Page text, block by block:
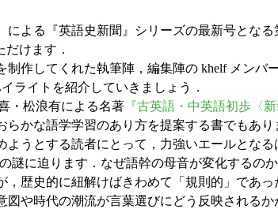
による『英語史新聞』シリーズの最新号とな
けます．
作してくれた執筆陣，編集陣の khelf メンバ
ライトを紹介していきましょう．
・松浪有による名著 『古英語・中英語初歩〈新
かな語学学習のあり方を提案する書でもあ
うとする読者にとって，力強いエールとなる
謎に迫ります．なぜ語幹の母音が変化するの
歴史的に紐解けばきわめて「規則的」であ
や時代の潮流が言葉選びにどう反映されるか